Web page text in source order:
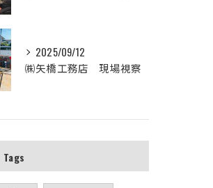
2025/09/12
㈱矢橋工務店 現場視察
Tags